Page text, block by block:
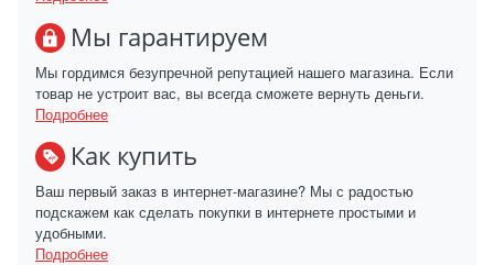
Мы гарантируем
Мы гордимся безупречной репутацией нашего магазина. Если
товар не устроит вас, вы всегда сможете вернуть деньги.
Подробнее
Как купить
Ваш первый заказ в интернет-магазине? Мы с радостью
подскажем как сделать покупки в интернете простыми и
удобными.
Подробнее